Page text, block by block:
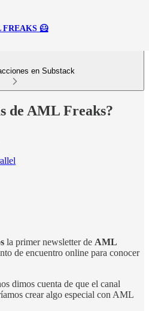
FREAKS 🦸
en Substack
de AML Freaks?
la primer newsletter de AML
de encuentro online para conocer
dimos cuenta de que el canal
crear algo especial con AML